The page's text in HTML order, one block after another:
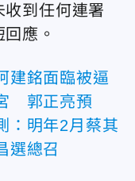
到任何連署
應。
建銘面臨被逼
郭正亮預
：明年2月蔡其
選總召